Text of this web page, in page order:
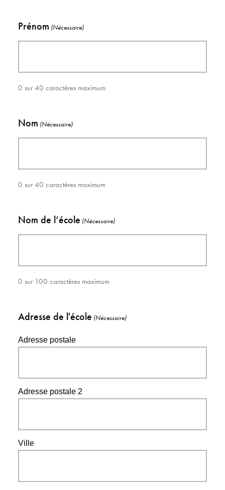
Prénom (Nécessaire)
0 sur 40 caractères maximum
Nom (Nécessaire)
0 sur 40 caractères maximum
Nom de l’école (Nécessaire)
0 sur 100 caractères maximum
Adresse de l'école (Nécessaire)
Adresse postale
Adresse postale 2
Ville